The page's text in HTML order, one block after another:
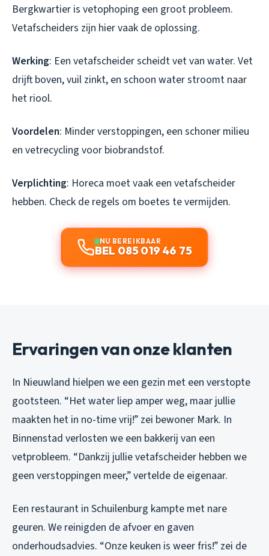
Bergkwartier is vetophoping een groot probleem.
Vetafscheiders zijn hier vaak de oplossing.
Werking: Een vetafscheider scheidt vet van water. Vet
drijft boven, vuil zinkt, en schoon water stroomt naar
het riool.
Voordelen: Minder verstoppingen, een schoner milieu
en vetrecycling voor biobrandstof.
Verplichting: Horeca moet vaak een vetafscheider
hebben. Check de regels om boetes te vermijden.
NU BEREIKBAAR
BEL 085 019 46 75
Ervaringen van onze klanten
In Nieuwland hielpen we een gezin met een verstopte
gootsteen. “Het water liep amper weg, maar jullie
maakten het in no-time vrij!” zei bewoner Mark. In
Binnenstad verlosten we een bakkerij van een
vetprobleem. “Dankzij jullie vetafscheider hebben we
geen verstoppingen meer,” vertelde de eigenaar.
Een restaurant in Schuilenburg kampte met nare
geuren. We reinigden de afvoer en gaven
onderhoudsadvies. “Onze keuken is weer fris!” zei de